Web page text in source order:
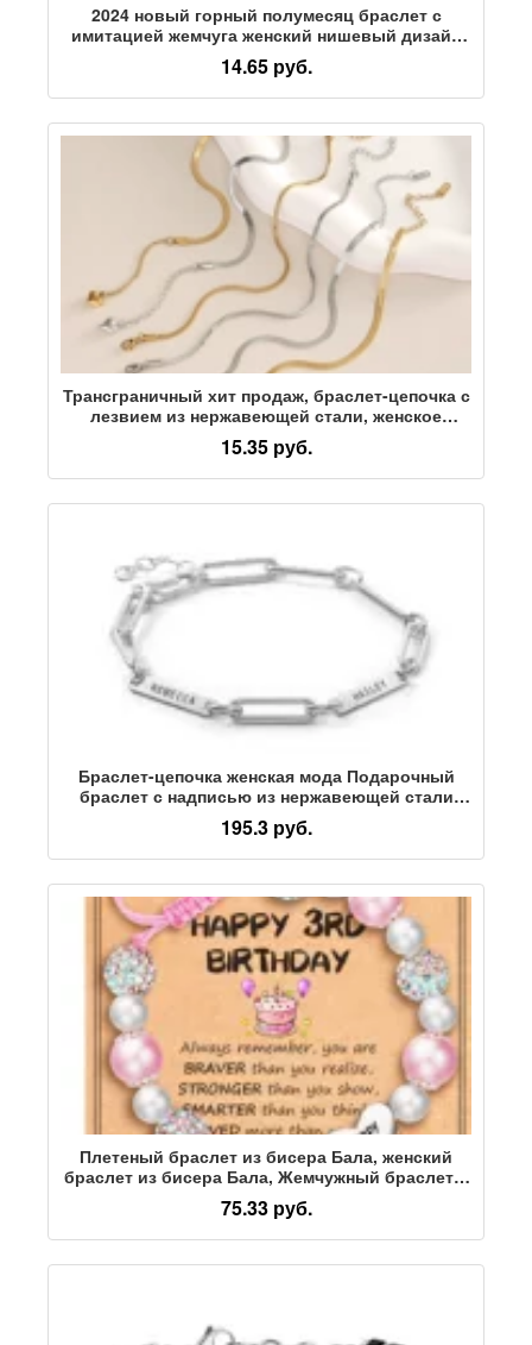
2024 новый горный полумесяц браслет с
имитацией жемчуга женский нишевый дизайн
высококлассное чувство любви литературный
веер рука подруги
14.65 руб.
Трансграничный хит продаж, браслет-цепочка с
лезвием из нержавеющей стали, женское
простое и универсальное легкое роскошное
модное индивидуальное украшение высокого
класса.
15.35 руб.
Браслет-цепочка женская мода Подарочный
браслет с надписью из нержавеющей стали
Скрепка для бумаги Прямоугольный браслет с
надписью из бриллиантов
195.3 руб.
Плетеный браслет из бисера Бала, женский
браслет из бисера Бала, Жемчужный браслет с
подвеской в виде любви, Браслет из бисера
Бала, Браслет с любовью на День рождения
75.33 руб.